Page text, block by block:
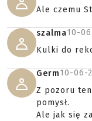
Ale czemu
szalma10-
Kulki do
Germ10-06-
Z pozoru ten
pomysł.
Ale jak się